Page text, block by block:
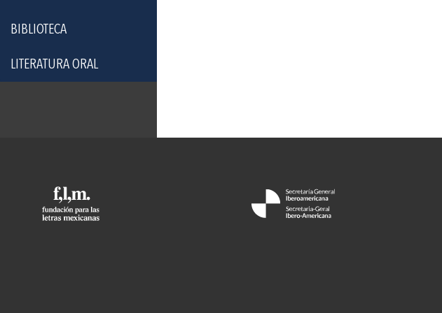
BIBLIOTECA
LITERATURA ORAL